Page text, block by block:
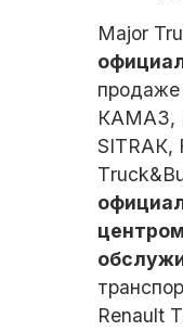
Мajor
прoдaже
КАMAЗ,
SITRАК,
Rеnаult